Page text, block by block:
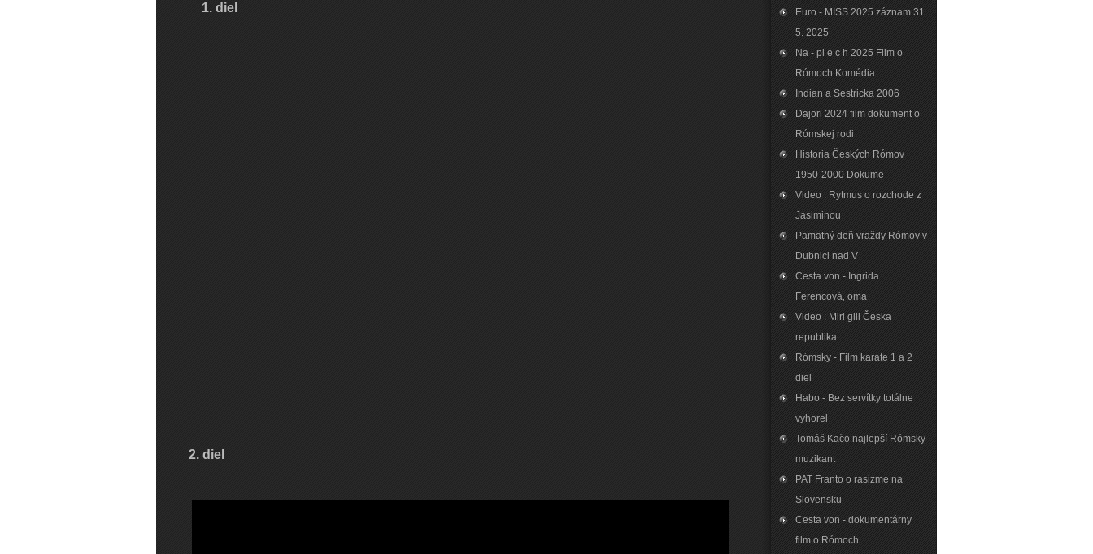
1. diel
2. diel
Euro - MISS 2025 záznam 31.
5. 2025
Na - pl e c h 2025 Film o
Rómoch Komédia
Indian a Sestricka 2006
Dajori 2024 film dokument o
Rómskej rodi
Historia Českých Rómov
1950-2000 Dokume
Video : Rytmus o rozchode z
Jasiminou
Pamätný deň vraždy Rómov v
Dubnici nad V
Cesta von - Ingrida
Ferencová‚ oma
Video : Miri gili Česka
republika
Rómsky - Film karate 1 a 2
diel
Habo - Bez servítky totálne
vyhorel
Tomáš Kačo najlepší Rómsky
muzikant
PAT Franto o rasizme na
Slovensku
Cesta von - dokumentárny
film o Rómoch